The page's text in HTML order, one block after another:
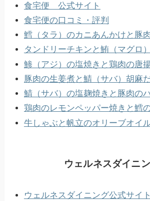
食宅便 公式サイト
食宅便の口コミ・評判
鱈（タラ）のカニあんかけと豚
タンドリーチキンと鮪（マグロ
鯵（アジ）の塩焼きと鶏肉の唐
豚肉の生姜煮と鯖（サバ）胡麻
鯖（サバ）の塩麹焼きと豚肉の
鶏肉のレモンペッパー焼きと鱈
牛しゃぶと帆立のオリーブオイ
ウェルネスダイニ
ウェルネスダイニング公式サイト